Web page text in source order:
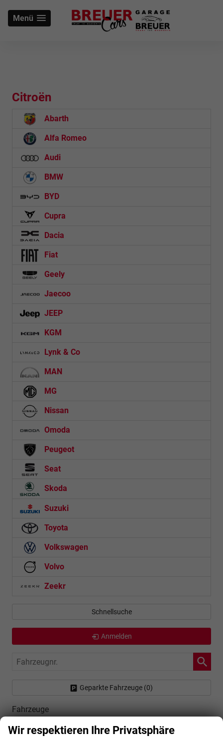
Menü
Citroën
Abarth
Alfa Romeo
Audi
BMW
BYD
Cupra
Dacia
Fiat
Geely
Jaecoo
JEEP
KGM
Lynk & Co
MAN
MG
Nissan
Omoda
Peugeot
Seat
Skoda
Suzuki
Toyota
Volkswagen
Volvo
Zeekr
Schnellsuche
Anmelden
Fahrzeugnr.
Geparkte Fahrzeuge (0)
Fahrzeuge
Wir respektieren Ihre Privatsphäre